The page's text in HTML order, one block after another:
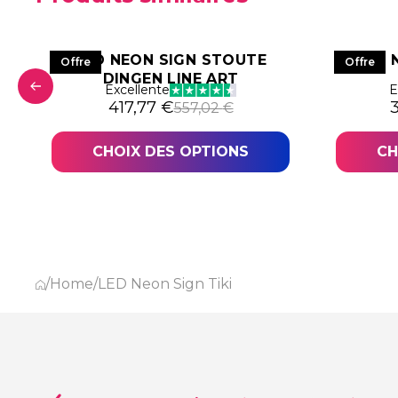
€.
€.
OffreLED NEON SIGN STOUTE
DINGEN LINE ART
Excellente
557,02€
Le prix initial était : 557,02 €.
417,77 €
Le prix actuel est : 417,77 €.
CHOIX DES OPTIONS
Offre
LED
/Home/LED Neon Sign Tiki